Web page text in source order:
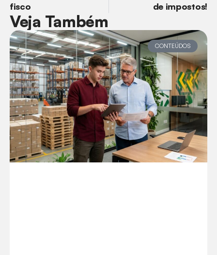
fisco
de impostos!
Veja Também
CONTEÚDOS